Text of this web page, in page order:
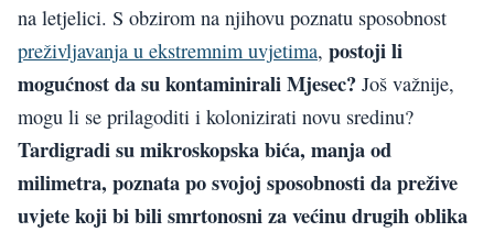
na letjelici. S obzirom na njihovu poznatu sposobnost
preživljavanja u ekstremnim uvjetima, postoji li
mogućnost da su kontaminirali Mjesec? Još važnije,
mogu li se prilagoditi i kolonizirati novu sredinu?
Tardigradi su mikroskopska bića, manja od
milimetra, poznata po svojoj sposobnosti da prežive
uvjete koji bi bili smrtonosni za većinu drugih oblika